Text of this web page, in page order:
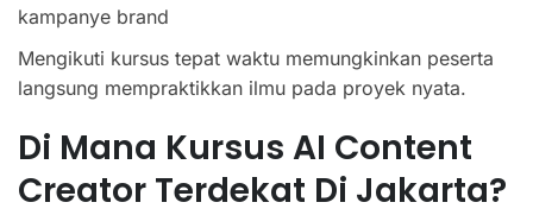
kampanye brand
Mengikuti kursus tepat waktu memungkinkan peserta
langsung mempraktikkan ilmu pada proyek nyata.
Di Mana Kursus AI Content
Creator Terdekat Di Jakarta?